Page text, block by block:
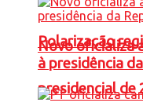
Polarização
presidencial de
Novo oficializa
à presidência